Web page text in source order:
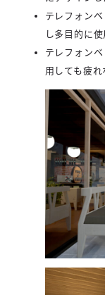
テレフォン
し多目的に
テレフォン
用しても疲